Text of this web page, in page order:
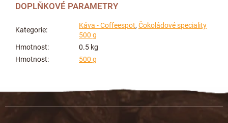
DOPLŇKOVÉ PARAMETRY
Kategorie:
Káva - Coffeespot, Čokoládové speciality
500 g
Hmotnost:
0.5 kg
Hmotnost: 500 g
Z